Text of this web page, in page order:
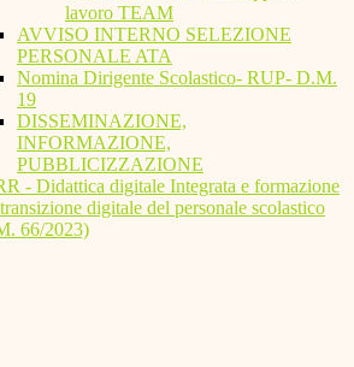
lavoro TEAM
AVVISO INTERNO SELEZIONE
PERSONALE ATA
Nomina Dirigente Scolastico- RUP- D.M.
19
DISSEMINAZIONE,
INFORMAZIONE,
PUBBLICIZZAZIONE
- Didattica digitale Integrata e formazione
digitale del personale scolastico
66/2023)